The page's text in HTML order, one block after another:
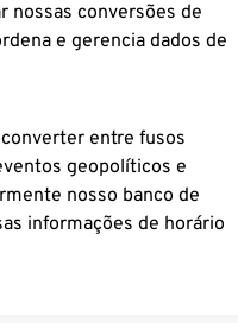
nossas conversões de
e gerencia dados de
entre fusos
geopolíticos e
nosso banco de
informações de horário